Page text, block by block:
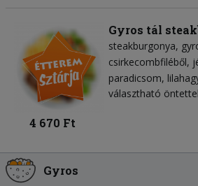
Gyros tál
steakburgonya
csirkecombfiléből
paradicsom
választható öntettel
4 670 Ft
Gyros